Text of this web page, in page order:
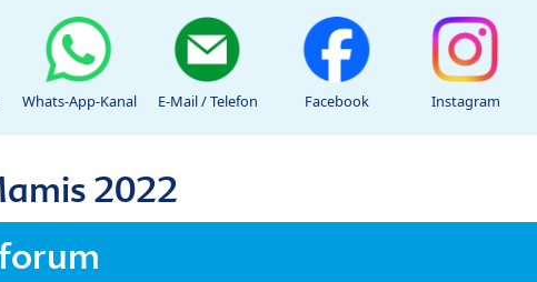
Whats-App-Kanal E-Mail / Telefon Facebook Instagram
2022